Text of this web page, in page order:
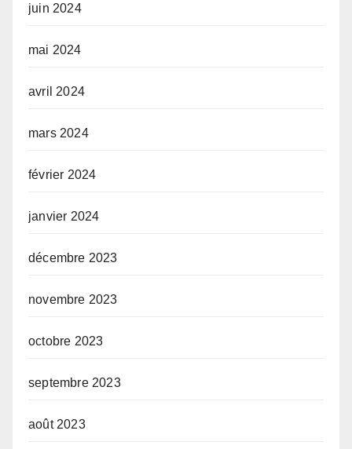
juin 2024
mai 2024
avril 2024
mars 2024
février 2024
janvier 2024
décembre 2023
novembre 2023
octobre 2023
septembre 2023
août 2023